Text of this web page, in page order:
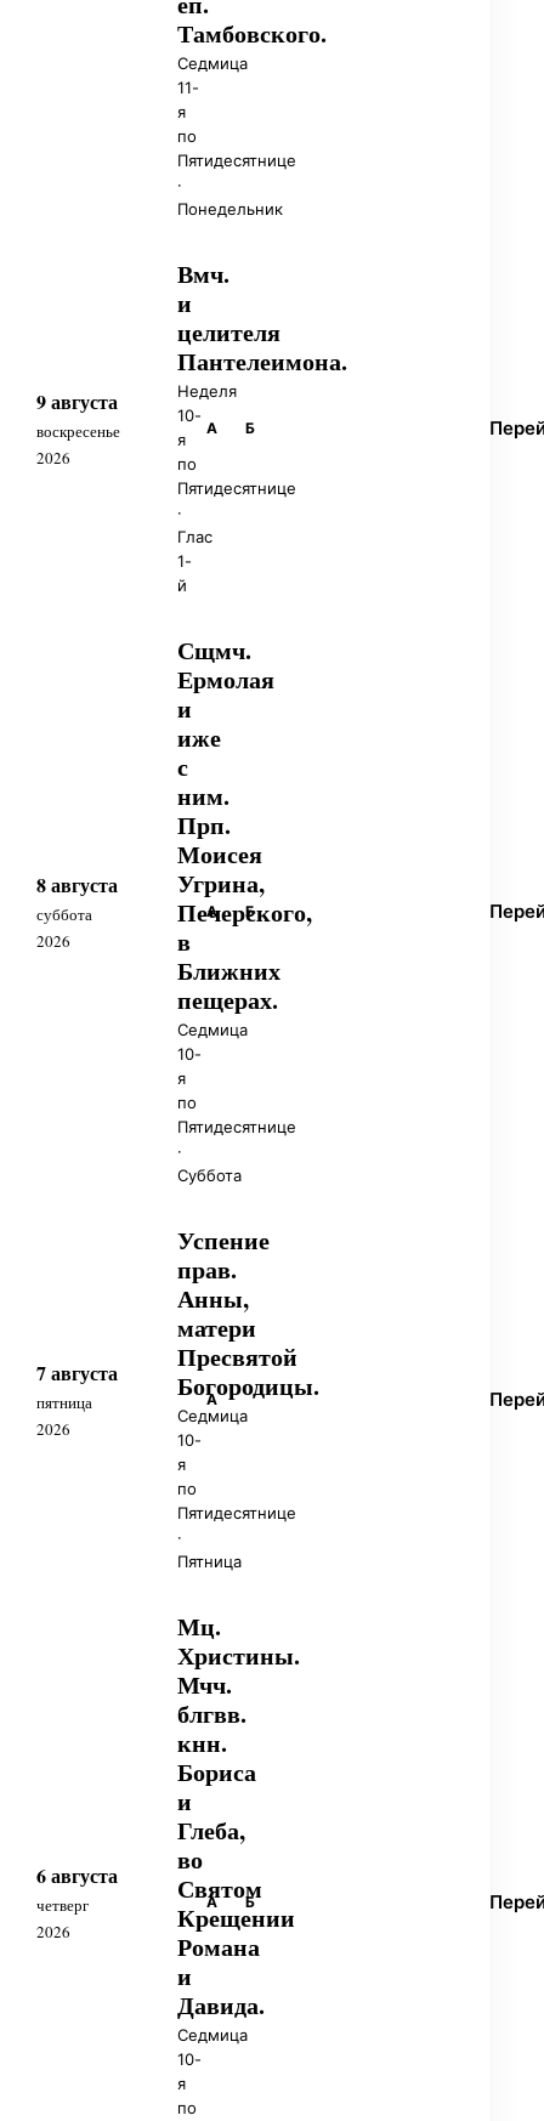
Тамбовского.
Седмица
11-
я
по
Пятидесятнице
·
Понедельник
9 августа
воскресенье
2026
Вмч.
и
целителя
Пантелеимона.
Неделя
10-
я
по
Пятидесятнице
·
Глас
1-
й
А Б
8 августа
суббота
2026
Сщмч.
Ермолая
и
иже
с
ним.
Прп.
Моисея
Угрина,
Печерского,
в
Ближних
пещерах.
Седмица
10-
я
по
Пятидесятнице
·
Суббота
А Б
7 августа
пятница
2026
Успение
прав.
Анны,
матери
Пресвятой
Богородицы.
Седмица
10-
я
по
Пятидесятнице
·
Пятница
А
6 августа
четверг
2026
Мц.
Христины.
Мчч.
блгвв.
кнн.
Бориса
и
Глеба,
во
Святом
Крещении
Романа
и
Давида.
Седмица
10-
я
по
А Б